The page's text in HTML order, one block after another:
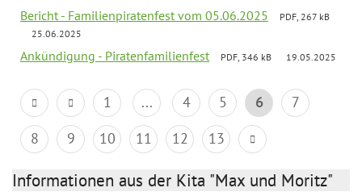
Bericht - Familienpiratenfest vom 05.06.2025
PDF, 267 kB
25.06.2025
Ankündigung - Piratenfamilienfest PDF, 346 kB 19.05.2025
1 ... 4 5 6
7
8
9 10 11 12 13
Informationen aus der Kita "Max und Moritz"